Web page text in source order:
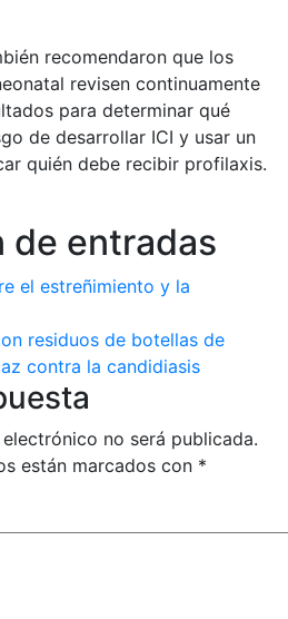
recomendaron que los
revisen continuamente
para determinar qué
de desarrollar ICI y usar un
quién debe recibir profilaxis.
de entradas
el estreñimiento y la
residuos de botellas de
contra la candidiasis
no será publicada.
están marcados con *